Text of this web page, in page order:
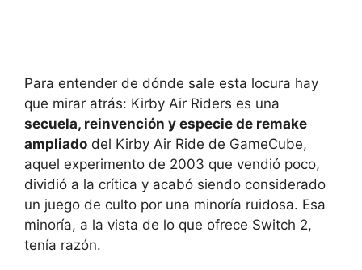
Para entender de dónde sale esta locura hay
que mirar atrás: Kirby Air Riders es una
secuela, reinvención y especie de remake
ampliado del Kirby Air Ride de GameCube,
aquel experimento de 2003 que vendió poco,
dividió a la crítica y acabó siendo considerado
un juego de culto por una minoría ruidosa. Esa
minoría, a la vista de lo que ofrece Switch 2,
tenía razón.